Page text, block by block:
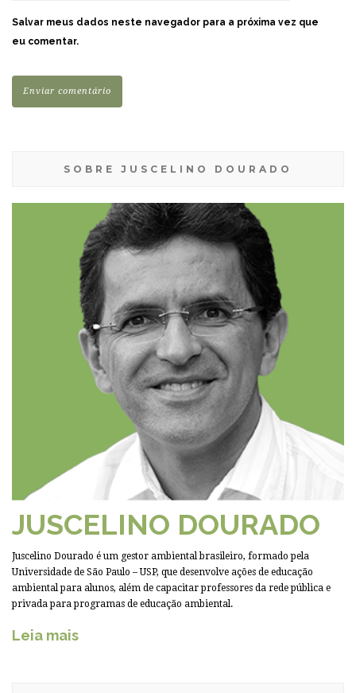
Salvar meus dados neste navegador para a próxima vez que
eu comentar.
SOBRE JUSCELINO DOURADO
JUSCELINO DOURADO
Juscelino Dourado é um gestor ambiental brasileiro, formado pela
Universidade de São Paulo – USP, que desenvolve ações de educação
ambiental para alunos, além de capacitar professores da rede pública e
privada para programas de educação ambiental.
Leia mais